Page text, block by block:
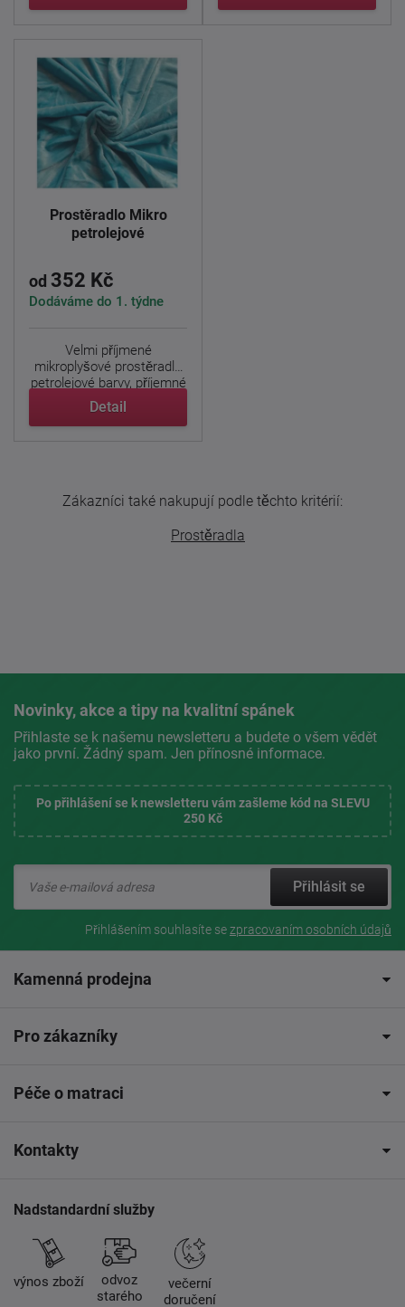
Prostěradlo Mikro
petrolejové
od 352 Kč
Dodáváme do 1. týdne
Velmi příjmené
mikroplyšové prostěradlo
petrolejové barvy, příjemné
na ...
Detail
Zákazníci také nakupují podle těchto kritérií:
Prostěradla
Novinky, akce a tipy na kvalitní spánek
Přihlaste se k našemu newsletteru a budete o všem vědět
jako první. Žádný spam. Jen přínosné informace.
Po přihlášení se k newsletteru vám zašleme kód na SLEVU
250 Kč
Přihlásit se
Přihlášením souhlasíte sezpracovaním osobních údajů
Kamenná prodejna
Pro zákazníky
Péče o matraci
Kontakty
Nadstandardní služby
výnos zboží
odvoz
starého
večerní
doručení